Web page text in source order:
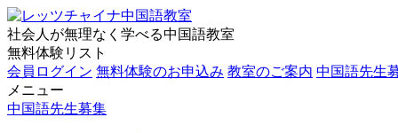
社会人が無理なく学べる中国語教室
無料体験リスト
会員ログイン 無料体験のお申込み 教室のご案内 中国語先生
メニュー
中国語先生募集